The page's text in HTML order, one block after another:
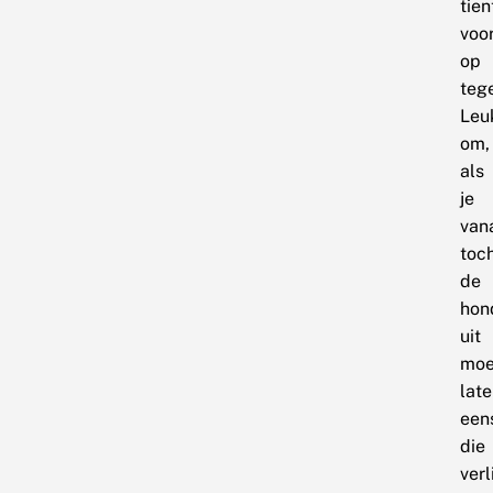
op
om,
als
je
de
uit
die